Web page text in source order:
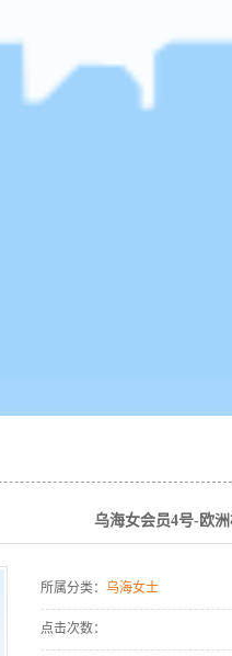
乌海女会员4号-欧
所属分类： 乌海女士
点击次数：